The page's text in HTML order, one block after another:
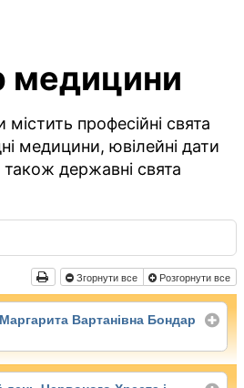
медицини
професійні свята
медицини, ювілейні дати
державні свята
Згорнути все Розгорнути все
Вартанівна Бондар